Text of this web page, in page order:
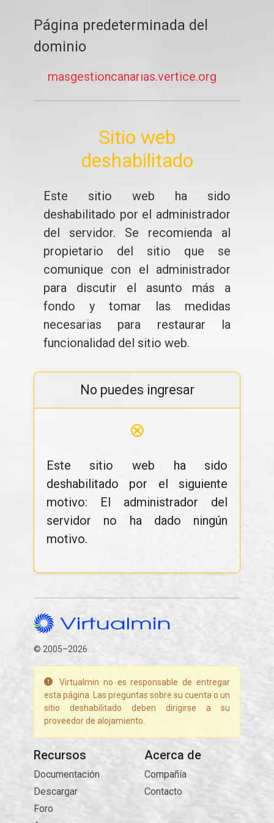
Página predeterminada del
dominio
masgestioncanarias.vertice.org
Sitio web
deshabilitado
Este sitio web ha sido
deshabilitado por el administrador
del servidor. Se recomienda al
propietario del sitio que se
comunique con el administrador
para discutir el asunto más a
fondo y tomar las medidas
necesarias para restaurar la
funcionalidad del sitio web.
No puedes ingresar
⊗
Este sitio web ha sido
deshabilitado por el siguiente
motivo: El administrador del
servidor no ha dado ningún
motivo.
© 2005–2026
Virtualmin no es responsable de entregar
esta página. Las preguntas sobre su cuenta o un
sitio deshabilitado deben dirigirse a su
proveedor de alojamiento.
Recursos
Documentación
Descargar
Foro
Acerca de
Compañía
Contacto